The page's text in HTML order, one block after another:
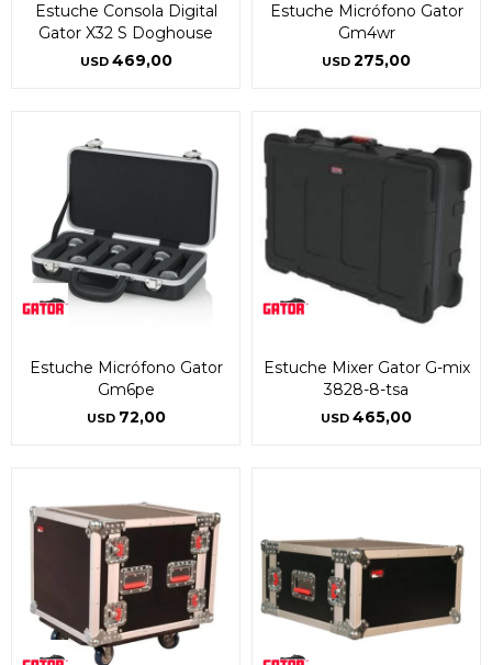
Estuche Consola Digital
Gator X32 S Doghouse
USD 469,00
Estuche Micrófono Gator
Gm4wr
USD 275,00
Estuche Micrófono Gator
Gm6pe
USD 72,00
Estuche Mixer Gator G-mix
3828-8-tsa
USD 465,00